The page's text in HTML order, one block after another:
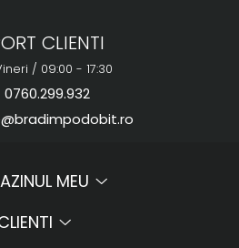
CLIENTI
/ 09:00 - 17:30
0760.299.932
MEU